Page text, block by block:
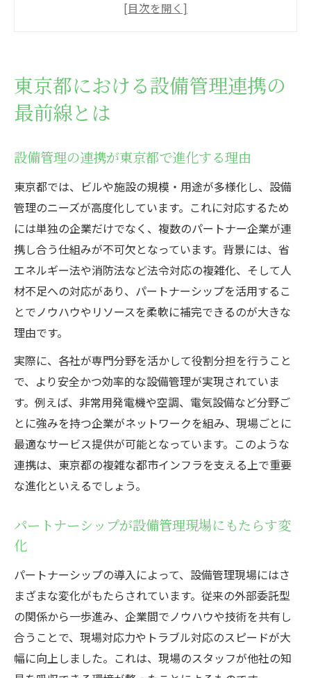
東京都の設備管理に新風を吹き込む連携事
例
設備管理で生まれるパートナーシップの新
潮流
協力体制の強化が設備管理にもたらすメリ
ット
設備管理におけるパートナー企業の役割と
は
パートナーシップ構築宣言が業界を変える
理由
説
設備管理で実現する企業間コラボレーション事
例
設備管理の現場で活きる企業間コラボ事例
パートナーシップが推進する新たな設備管
理戦略
企業間連携による設備管理の成功ポイント
現場で実感する設備管理のパートナー連携
協働を深める東京都の設備管理パートナー戦略
設備管理協働強化で東京都が目指す未来像
効果的なパートナー戦略で設備管理を革新
東京都の設備管理協働で生まれる新機軸
東京都における設備管理連携の
最前線とは
設備管理の連携が東京都で進化する理由
東京都では、ビルや施設の規模・用途が多様化し、設備
管理のニーズが高度化しています。これに対応するため
には単独の企業だけでなく、複数のパートナー企業が連
携し合う仕組みが不可欠となっています。背景には、省
エネルギー法や消防法など法令対応の複雑化、そして人
材不足への対応があり、パートナーシップを活用するこ
とでノウハウやリソースを柔軟に補完できるのが大きな
理由です。
実際に、各社が専門分野を活かして役割分担を行うこと
で、より安全かつ効率的な設備管理が実現されていま
す。例えば、非常用発電機や空調、電気設備など分野ご
とに強みを持つ企業がネットワークを組み、現場ごとに
最適なサービス提供が可能となっています。このような
連携は、東京都の複雑な都市インフラを支える上で重要
な進化といえるでしょう。
パートナーシップが設備管理現場にもたらす変
化
パートナーシップの導入によって、設備管理現場にはさ
まざまな変化がもたらされています。従来の外部委託型
の関係から一歩進み、企業間でノウハウや技術を共有し
合うことで、現場対応力やトラブル対応のスピードが大
幅に向上しました。これは、現場のスタッフが他社の知